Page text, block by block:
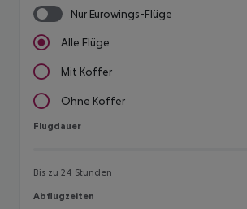
Nur Eurowings-Flüge
Alle Flüge
Mit Koffer
Ohne Koffer
Flugdauer
Flugdauer
Bis zu 24 Stunden
Abflugzeiten
Abflugzeiten